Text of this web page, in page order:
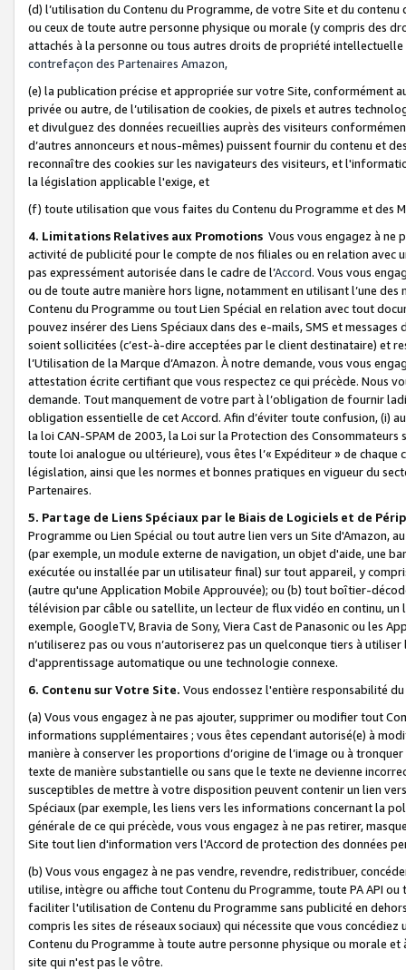
(d) l’utilisation du Contenu du Programme, de votre Site et du
ou ceux de toute autre personne physique ou morale (y compris des
attachés à la personne ou tous autres droits de propriété
contrefaçon des Partenaires Amazon,
(e) la publication précise et appropriée sur votre Site, conformément
privée ou autre, de l’utilisation de cookies, de pixels et autres
et divulguez des données recueillies auprès des visiteurs
d’autres annonceurs et nous-mêmes) puissent fournir du contenu et
reconnaître des cookies sur les navigateurs des visiteurs, et
la législation applicable l'exige, et
(f) toute utilisation que vous faites du Contenu du Programme et des
4. Limitations Relatives aux Promotions Vous vous engagez à ne
activité de publicité pour le compte de nos filiales ou en relation avec
pas expressément autorisée dans le cadre de l’Accord. Vous vous
ou de toute autre manière hors ligne, notamment en utilisant l’une
Contenu du Programme ou tout Lien Spécial en relation avec tout
pouvez insérer des Liens Spéciaux dans des e-mails, SMS et
soient sollicitées (c’est-à-dire acceptées par le client destinataire) et
l’Utilisation de la Marque d’Amazon. À notre demande, vous vous
attestation écrite certifiant que vous respectez ce qui précède. Nous
demande. Tout manquement de votre part à l’obligation de fournir
obligation essentielle de cet Accord. Afin d’éviter toute confusion, (i)
la loi CAN-SPAM de 2003, la Loi sur la Protection des
toute loi analogue ou ultérieure), vous êtes l’« Expéditeur » de
législation, ainsi que les normes et bonnes pratiques en vigueur du
Partenaires.
5. Partage de Liens Spéciaux par le Biais de Logiciels et de
Programme ou Lien Spécial ou tout autre lien vers un Site d'Amazon,
(par exemple, un module externe de navigation, un objet d'aide, une
exécutée ou installée par un utilisateur final) sur tout appareil, y
(autre qu'une Application Mobile Approuvée); ou (b) tout boîtier-
télévision par câble ou satellite, un lecteur de flux vidéo en continu,
exemple, GoogleTV, Bravia de Sony, Viera Cast de Panasonic ou les
n’utiliserez pas ou vous n’autoriserez pas un quelconque tiers à
d'apprentissage automatique ou une technologie connexe.
6. Contenu sur Votre Site. Vous endossez l'entière responsabilité
(a) Vous vous engagez à ne pas ajouter, supprimer ou modifier tout
informations supplémentaires ; vous êtes cependant autorisé(e) à
manière à conserver les proportions d’origine de l’image ou à
texte de manière substantielle ou sans que le texte ne devienne
susceptibles de mettre à votre disposition peuvent contenir un lien
Spéciaux (par exemple, les liens vers les informations concernant la
générale de ce qui précède, vous vous engagez à ne pas retirer,
Site tout lien d'information vers l'Accord de protection des données
(b) Vous vous engagez à ne pas vendre, revendre, redistribuer,
utilise, intègre ou affiche tout Contenu du Programme, toute PA API
faciliter l'utilisation de Contenu du Programme sans publicité en
compris les sites de réseaux sociaux) qui nécessite que vous
Contenu du Programme à toute autre personne physique ou morale
site qui n'est pas le vôtre.